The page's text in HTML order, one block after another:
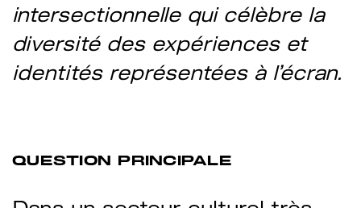
intersectionnelle qui célèbre la
diversité des expériences et
identités représentées à l’écran.
QUESTION PRINCIPALE